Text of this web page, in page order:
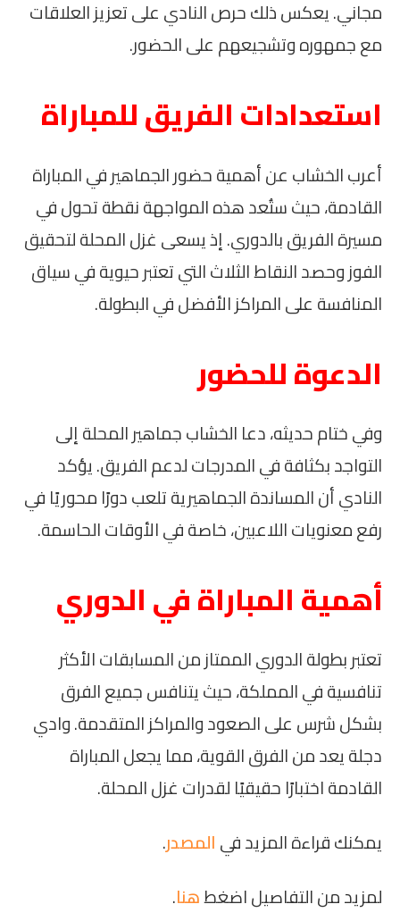
مجاني. يعكس ذلك حرص النادي على تعزيز العلاقات
مع جمهوره وتشجيعهم على الحضور.
استعدادات الفريق للمباراة
أعرب الخشاب عن أهمية حضور الجماهير في المباراة
القادمة، حيث ستُعد هذه المواجهة نقطة تحول في
مسيرة الفريق بالدوري. إذ يسعى غزل المحلة لتحقيق
الفوز وحصد النقاط الثلاث التي تعتبر حيوية في سياق
المنافسة على المراكز الأفضل في البطولة.
الدعوة للحضور
وفي ختام حديثه، دعا الخشاب جماهير المحلة إلى
التواجد بكثافة في المدرجات لدعم الفريق. يؤكد
النادي أن المساندة الجماهيرية تلعب دورًا محوريًا في
رفع معنويات اللاعبين، خاصة في الأوقات الحاسمة.
أهمية المباراة في الدوري
تعتبر بطولة الدوري الممتاز من المسابقات الأكثر
تنافسية في المملكة، حيث يتنافس جميع الفرق
بشكل شرس على الصعود والمراكز المتقدمة. وادي
دجلة يعد من الفرق القوية، مما يجعل المباراة
القادمة اختبارًا حقيقيًا لقدرات غزل المحلة.
يمكنك قراءة المزيد فيالمصدر.
لمزيد من التفاصيل اضغطهنا.